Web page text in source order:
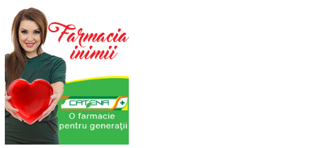
Societatea Muzicala organizeaza un curs de cultura generala
cinematografica. Este un curs concentrat si intensiv, de nivel ac...
Saptamana Romano-Britanica 2017
Masterclass de traducere literara stilizata de scriitori englezi
Saptamana romano-britanica: 8-13 mai 2017 Sase scriitori britanici
stilizeaza traduceri din proza contemporana romaneasca ...
Masterclass vocal cu Lucas Meachem
Lucas Meachem, marele bariton american, care va sustine concertul de
la Atheneul Roman al Societatii Muzicale din 23 aprilie,...
Precizari legate de formatul de predare a cursurilor de Cultura
universala